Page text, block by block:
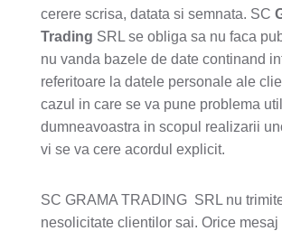
cerere scrisa, datata si semnata. SC
Trading SRL se obliga sa nu faca
nu vanda bazele de date continand
referitoare la datele personale ale
cazul in care se va pune problema
dumneavoastra in scopul realizarii
vi se va cere acordul explicit.
SC GRAMA TRADING SRL nu
nesolicitate clientilor sai. Orice